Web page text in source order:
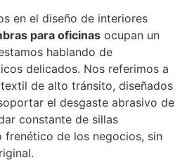
en el diseño de interiores
para oficinas ocupan un
hablando de
delicados. Nos referimos a
de alto tránsito, diseñados
el desgaste abrasivo de
constante de sillas
de los negocios, sin